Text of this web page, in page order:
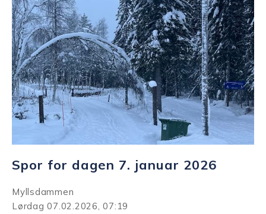
Spor for dagen 7. januar 2026
Myllsdammen
Lørdag 07.02.2026, 07:19